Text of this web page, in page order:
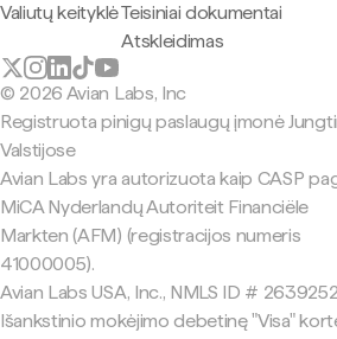
Valiutų keityklėTeisiniai dokumentai
Atskleidimas
© 2026 Avian Labs, Inc
Registruota pinigų paslaugų įmonė
Valstijose
Avian Labs yra autorizuota kaip CASP
MiCA Nyderlandų Autoriteit Financiële
Markten (AFM) (registracijos numeris
41000005).
Avian Labs USA, Inc., NMLS ID # 2639252
Išankstinio mokėjimo debetinę "Visa"